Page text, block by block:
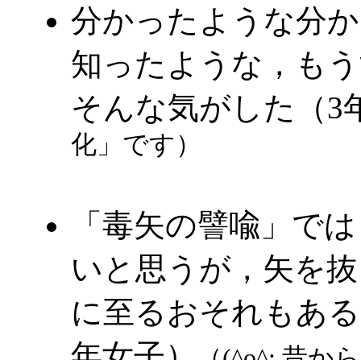
分かったような分
知ったような，も
そんな気がした（3
化」です）
「毒矢の譬喩」で
いと思うが，矢を
に至るおそれもあ